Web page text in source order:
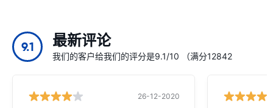
9.1 最新评论
我们的客户给我们的评分是9.1/10 （满分12842
26-12-2020